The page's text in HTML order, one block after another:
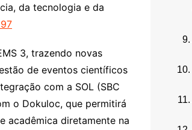
da tecnologia e da
3, trazendo novas
de eventos científicos
com a SOL (SBC
o Dokuloc, que permitirá
acadêmica diretamente na